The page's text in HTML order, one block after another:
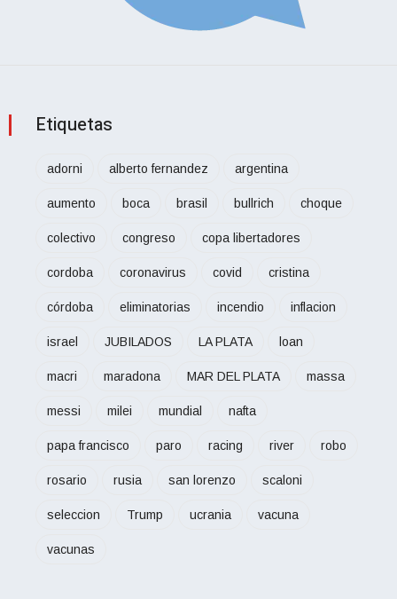
Etiquetas
adorni alberto fernandez argentina
aumento boca brasil bullrich choque
colectivo congreso copa libertadores
cordoba coronavirus covid cristina
córdoba eliminatorias incendio inflacion
israel JUBILADOS LA PLATA loan
macri maradona MAR DEL PLATA massa
messi milei mundial nafta
papa francisco paro racing river robo
rosario rusia san lorenzo scaloni
seleccion Trump ucrania vacuna
vacunas